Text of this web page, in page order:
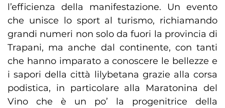
l’efficienza della manifestazione. Un evento
che unisce lo sport al turismo, richiamando
grandi numeri non solo da fuori la provincia di
Trapani, ma anche dal continente, con tanti
che hanno imparato a conoscere le bellezze e
i sapori della città lilybetana grazie alla corsa
podistica, in particolare alla Maratonina del
Vino che è un po’ la progenitrice della